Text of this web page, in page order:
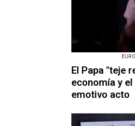
El Papa "teje
economía y
emotivo acto